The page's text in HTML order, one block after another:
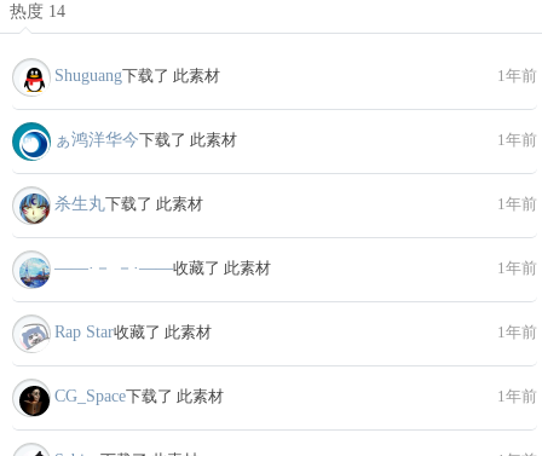
热度 14
Shuguang下载了 此素材 1年前
ぁ鸿洋华今下载了 此素材 1年前
杀生丸下载了 此素材 1年前
——·－ －·——收藏了 此素材 1年前
Rap Star收藏了 此素材 1年前
CG_Space下载了 此素材 1年前